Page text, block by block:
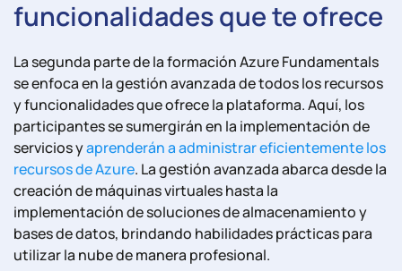
funcionalidades que te ofrece
La segunda parte de la formación Azure Fundamentals
se enfoca en la gestión avanzada de todos los recursos
y funcionalidades que ofrece la plataforma. Aquí, los
participantes se sumergirán en la implementación de
servicios yaprenderán a administrar eficientemente los
recursos de Azure. La gestión avanzada abarca desde la
creación de máquinas virtuales hasta la
implementación de soluciones de almacenamiento y
bases de datos, brindando habilidades prácticas para
utilizar la nube de manera profesional.